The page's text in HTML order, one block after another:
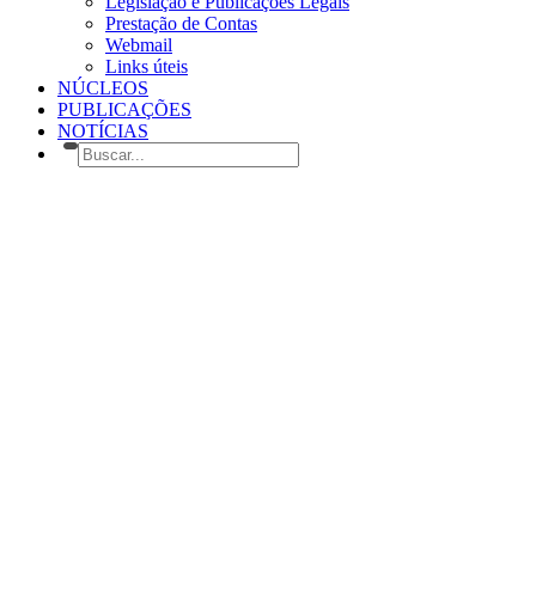
Prestação de Contas
Webmail
Links úteis
NÚCLEOS
PUBLICAÇÕES
NOTÍCIAS